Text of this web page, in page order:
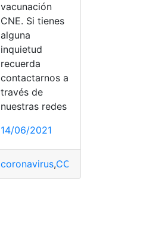
vacunación
CNE. Si tienes
alguna
inquietud
recuerda
contactarnos a
través de
nuestras redes
14/06/2021
coronavirus,COVID-19